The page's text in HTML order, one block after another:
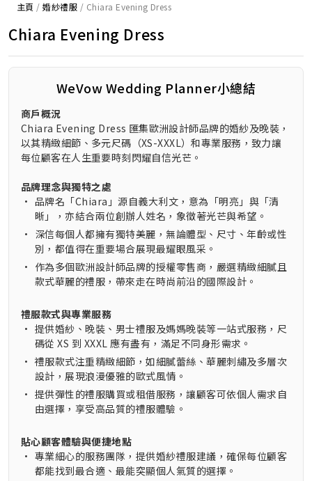
主頁 /婚紗禮服 / Chiara Evening Dress
Chiara Evening Dress
WeVow Wedding Planner小總結
商戶概況
Chiara Evening Dress 匯集歐洲設計師品牌的婚紗及晚裝，
以其精緻細節、多元尺碼（XS-XXXL）和專業服務，致力讓
每位顧客在人生重要時刻閃耀自信光芒。
品牌理念與獨特之處
• 品牌名「Chiara」源自義大利文，意為「明亮」與「清
晰」，亦結合兩位創辦人姓名，象徵著光芒與希望。
• 深信每個人都擁有獨特美麗，無論體型、尺寸、年齡或性
別，都值得在重要場合展現最耀眼風采。
• 作為多個歐洲設計師品牌的授權零售商，嚴選精緻細膩且
款式華麗的禮服，帶來走在時尚前沿的國際設計。
禮服款式與專業服務
• 提供婚紗、晚裝、男士禮服及媽媽晚裝等一站式服務，尺
碼從 XS 到 XXXL 應有盡有，滿足不同身形需求。
• 禮服款式注重精緻細節，如細膩蕾絲、華麗刺繡及多層次
設計，展現浪漫優雅的歐式風情。
• 提供彈性的禮服購買或租借服務，讓顧客可依個人需求自
由選擇，享受高品質的禮服體驗。
貼心顧客體驗與便捷地點
• 專業細心的服務團隊，提供婚紗禮服建議，確保每位顧客
都能找到最合適、最能突顯個人氣質的選擇。